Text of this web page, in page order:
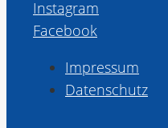
Instagram
Facebook
Impressum
Datenschutz